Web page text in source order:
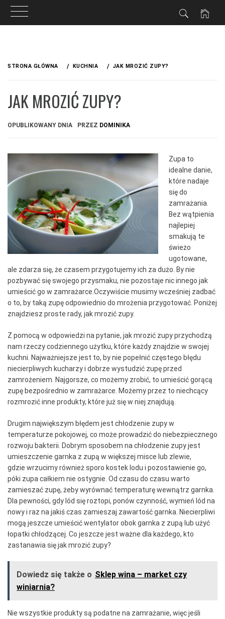
treściSTRONA GŁÓWNA KUCHNIA JAK MROZIĆ ZUPY?
JAK MROZIĆ ZUPY?
OPUBLIKOWANY DNIA PRZEZ DOMINIKA
Zupa to
idealne danie,
które nadaje
się do
zamrażania.
Bez wątpienia
najlepiej
smakują te
świeżo
ugotowane,
ale zdarza się, że czasem przygotujemy ich za dużo. By nie
pozbywać się swojego przysmaku, nie pozostaje nic innego jak
umieścić go w zamrażarce.Oczywiście musimy wcześniej zadbać
o to, by taką zupę odpowiednio do mrożenia przygotować. Poniżej
znajdziesz proste rady, jak mrozić zupy.
Z pomocą w odpowiedzi na pytanie, jak mrozić zupy przychodzą
nam rzeczy codziennego użytku, które każdy znajdzie w swojej
kuchni. Najważniejsze jest to, by nie popełnić częstego błędu
niecierpliwych kucharzy i dobrze wystudzić zupę przed
zamrożeniem. Najgorsze, co możemy zrobić, to umieścić gorącą
zupę bezpośrednio w zamrażarce. Możemy przez to niechcący
rozmrozić inne produkty, które już się w niej znajdują.
Drugim największym błędem jest chłodzenie zupy w
temperaturze pokojowej, co może prowadzić do niebezpiecznego
rozwoju bakterii. Dobrym sposobem na chłodzenie zupy jest
umieszczenie garnka z zupą w większej misce lub zlewie,
gdzie wrzucimy również sporo kostek lodu i pozostawienie go,
póki zupa całkiem nie ostygnie. Od czasu do czasu warto
zamieszać zupę, żeby wyrównać temperaturę wewnątrz garnka.
Dla pewności, gdy lód się roztopi, ponów czynność, wymień lód na
nowy i raz na jakiś czas zamieszaj zawartość garnka. Niecierpliwi
mogą jeszcze umieścić wentylator obok garnka z zupą lub użyć
łopatki chłodzącej. Co jeszcze jest ważne dla każdego, kto
zastanawia się jak mrozić zupy?
Dowiedz się także o Sklep wina – market czy
winiarnia?
Nie wszystkie produkty są podatne na zamrażanie, więc jeśli